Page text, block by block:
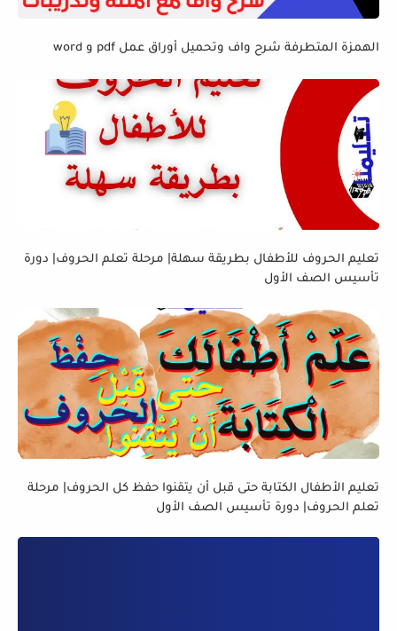
الهمزة المتطرفة شرح واف وتحميل أوراق عمل pdf و word
تعليم الحروف للأطفال بطريقة سهلة| مرحلة تعلم الحروف| دورة
تأسيس الصف الأول
تعليم الأطفال الكتابة حتى قبل أن يتقنوا حفظ كل الحروف| مرحلة
تعلم الحروف| دورة تأسيس الصف الأول